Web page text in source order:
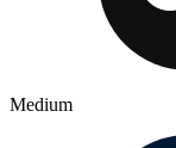
Medium